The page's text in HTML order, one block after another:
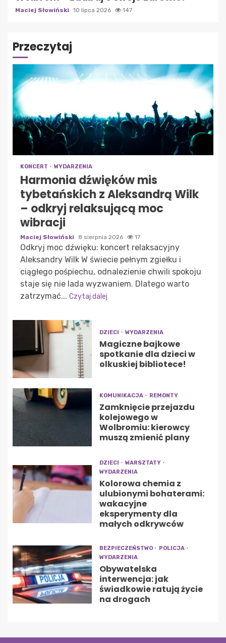
Maciej Słowiński 10 lipca 2026 147
Przeczytaj
KONCERT WYDARZENIA
Harmonia dźwięków mis
tybetańskich z Aleksandrą Wilk
– odkryj relaksującą moc
wibracji
Maciej Słowiński 8 sierpnia 2026 17
Odkryj moc dźwięku: koncert relaksacyjny
Aleksandry Wilk W świecie pełnym zgiełku i
ciągłego pośpiechu, odnalezienie chwili spokoju
staje się nie lada wyzwaniem. Dlatego warto
zatrzymać... Czytaj dalej
DZIECI WYDARZENIA
Magiczne bajkowe
spotkanie dla dzieci w
olkuskiej bibliotece!
KOMUNIKACJA REMONTY
Zamknięcie przejazdu
kolejowego w
Wolbromiu: kierowcy
muszą zmienić plany
DZIECI
WARSZTATY
WYDARZENIA
Kolorowa chemia z
ulubionymi bohaterami:
wakacyjne
eksperymenty dla
małych odkrywców
BEZPIECZEŃSTWO
POLICJA
WYDARZENIA
Obywatelska
interwencja: jak
świadkowie ratują życie
na drogach